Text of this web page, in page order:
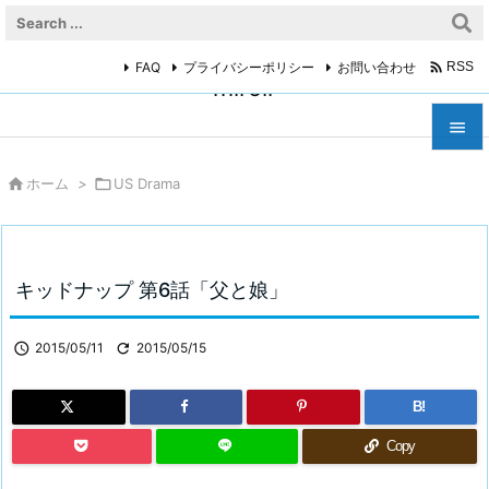
miroir



FAQ プライバシーポリシー お問い合わせ  RSS
 ホーム > US Drama
キッドナップ 第6話「父と娘」
 2015/05/11  2015/05/15
B!
Copy